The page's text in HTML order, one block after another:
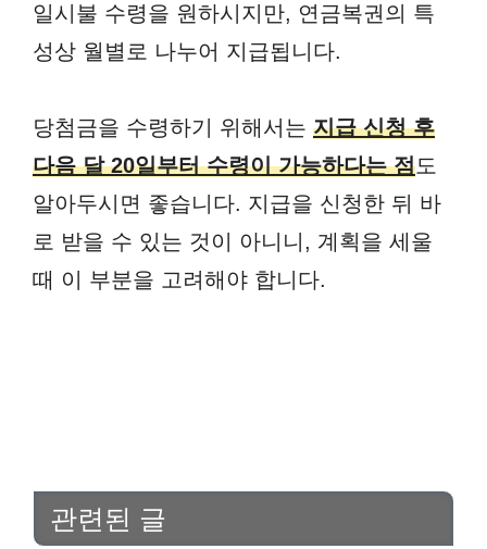
일시불 수령을 원하시지만, 연금복권의 특
성상 월별로 나누어 지급됩니다.
당첨금을 수령하기 위해서는 지급 신청 후
다음 달 20일부터 수령이 가능하다는 점도
알아두시면 좋습니다. 지급을 신청한 뒤 바
로 받을 수 있는 것이 아니니, 계획을 세울
때 이 부분을 고려해야 합니다.
관련된 글